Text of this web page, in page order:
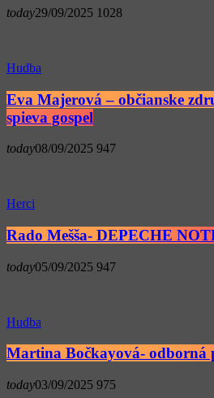
today29/09/2025 1028
Hudba
Eva Majerová – občianske
spieva gospel
today08/09/2025 947
Herci
Rado Mešša- DEPECHE
today05/09/2025 947
Hudba
Martina Bočkayová- odborná
today03/09/2025 975